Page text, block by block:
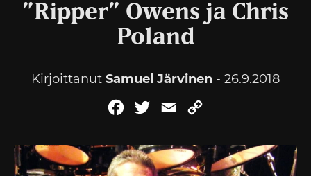
”Ripper” Owens ja Chris
Poland
Kirjoittanut Samuel Järvinen - 26.9.2018
FacebookTwitterEmail